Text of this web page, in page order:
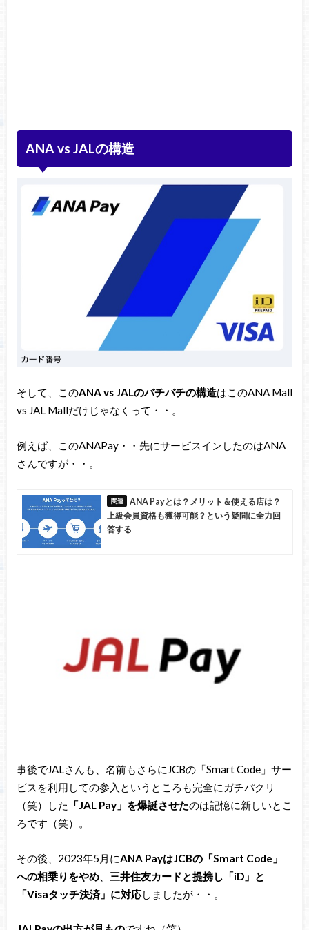
ANA vs JALの構造
そして、このANA vs JALのバチバチの構造はこのANA Mall
vs JAL Mallだけじゃなくって・・。
例えば、このANAPay・・先にサービスインしたのはANA
さんですが・・。
ANA Payとは？メリット＆使える店は？
上級会員資格も獲得可能？という疑問に全力回
答する
事後でJALさんも、名前もさらにJCBの「Smart Code」サー
ビスを利用しての参入というところも完全にガチパクリ
（笑）した 「JAL Pay」を爆誕させたのは記憶に新しいとこ
ろです（笑）。
その後、2023年5月にANA PayはJCBの「Smart Code」
への相乗りをやめ、 三井住友カードと提携し「iD」と
「Visaタッチ決済」に対応しましたが・・。